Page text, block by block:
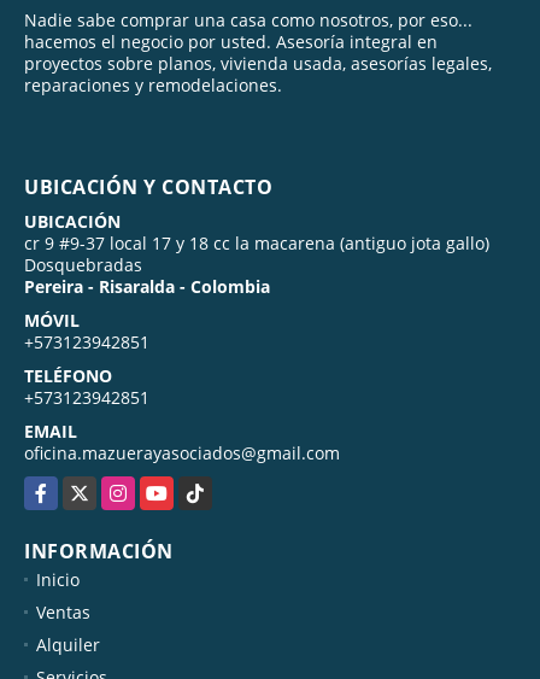
Nadie sabe comprar una casa como nosotros, por eso...
hacemos el negocio por usted. Asesoría integral en
proyectos sobre planos, vivienda usada, asesorías legales,
reparaciones y remodelaciones.
UBICACIÓN Y CONTACTO
UBICACIÓN
cr 9 #9-37 local 17 y 18 cc la macarena (antiguo jota gallo)
Dosquebradas
Pereira - Risaralda - Colombia
MÓVIL
+573123942851
TELÉFONO
+573123942851
EMAIL
oficina.mazuerayasociados@gmail.com
Facebook
X InstagramYouTubeTikTok
INFORMACIÓN
Inicio
Ventas
Alquiler